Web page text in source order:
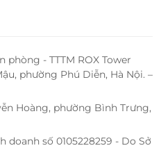
phòng - TTTM ROX Tower
phường Phú Diễn, Hà Nội. –
Hoàng, phường Bình Trưng,
số 0105228259 - Do Sở